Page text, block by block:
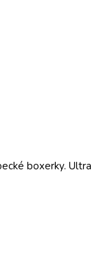
boxerky. Ultra